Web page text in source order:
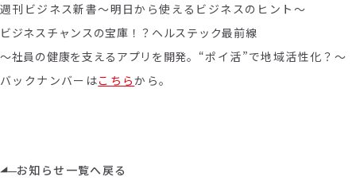
週刊ビジネス新書～明日から使えるビジネスのヒント～
ビジネスチャンスの宝庫！？ヘルステック最前線
～社員の健康を支えるアプリを開発。 “ポイ活”で地域活性化？～
バックナンバーはこちらから。
お知らせ一覧へ戻る